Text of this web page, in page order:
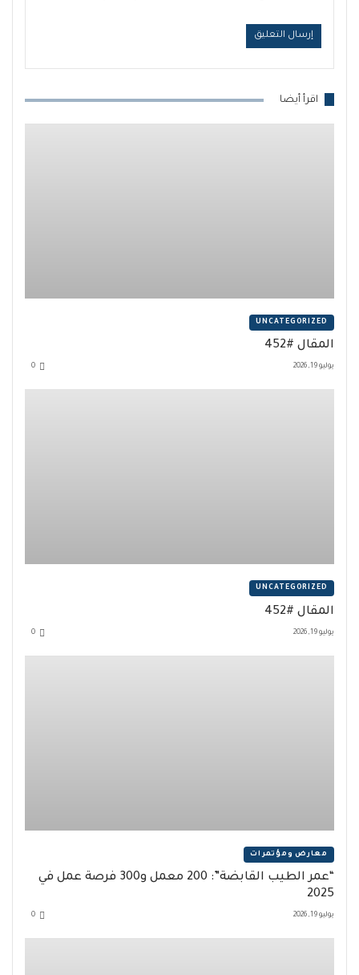
اقرأ أيضا
UNCATEGORIZED
المقال #452
يوليو 19, 2026 0
UNCATEGORIZED
المقال #452
يوليو 19, 2026 0
معارض ومؤتمرات
“عمر الطيب القابضة”: 200 معمل و300 فرصة عمل في
2025
يوليو 19, 2026 0